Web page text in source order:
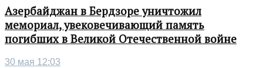
Азербайджан в Бердзоре уничтожил
мемориал, увековечивающий память
погибших в Великой Отечественной войне
30 мая 12:03